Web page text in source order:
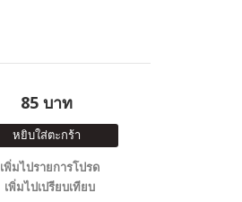
85 บาท
หยิบใส่ตะกร้า
เพิ่มไปรายการโปรด
เพิ่มไปเปรียบเทียบ